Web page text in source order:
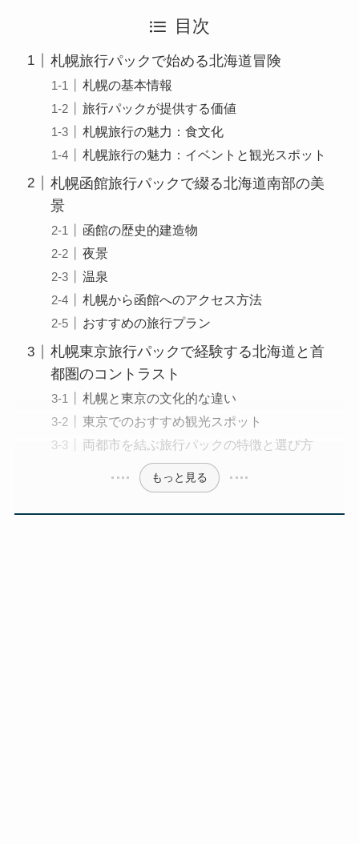
目次
札幌旅行パックで始める北海道冒険
札幌の基本情報
旅行パックが提供する価値
札幌旅行の魅力：食文化
札幌旅行の魅力：イベントと観光スポット
札幌函館旅行パックで綴る北海道南部の美
景
函館の歴史的建造物
夜景
温泉
札幌から函館へのアクセス方法
おすすめの旅行プラン
札幌東京旅行パックで経験する北海道と首
都圏のコントラスト
札幌と東京の文化的な違い
東京でのおすすめ観光スポット
両都市を結ぶ旅行パックの特徴と選び方
もっと見る